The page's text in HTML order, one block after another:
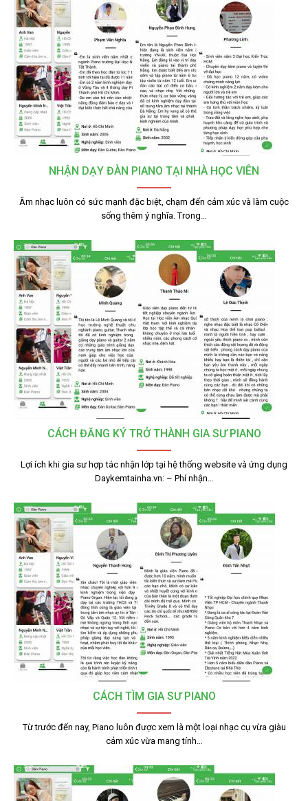
NHẬN DẠY ĐÀN PIANO TẠI NHÀ HỌC VIÊN
Âm nhạc luôn có sức mạnh đặc biệt, chạm đến cảm xúc và làm cuộc
sống thêm ý nghĩa. Trong…
CÁCH ĐĂNG KÝ TRỞ THÀNH GIA SƯ PIANO
Lợi ích khi gia sư hợp tác nhận lớp tại hệ thống website và ứng dụng
Daykemtainha.vn: – Phí nhận…
CÁCH TÌM GIA SƯ PIANO
Từ trước đến nay, Piano luôn được xem là một loại nhạc cụ vừa giàu
cảm xúc vừa mang tính…